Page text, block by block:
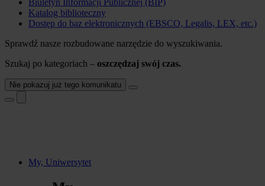
Katalog biblioteczny
Dostęp do baz elektronicznych (EBSCO, Legalis, LEX, etc.)
Sprawdź nasze rozbudowane narzędzie do wyszukiwania.
Szukaj po kategoriach – oszczędzaj swój czas.
Nie pokazuj już tego komunikatu
My, Uniwersytet